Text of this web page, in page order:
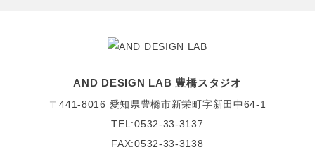
AND DESIGN LAB 豊橋スタジオ
〒441-8016 愛知県豊橋市新栄町字新田中64-1
TEL:0532-33-3137
FAX:0532-33-3138